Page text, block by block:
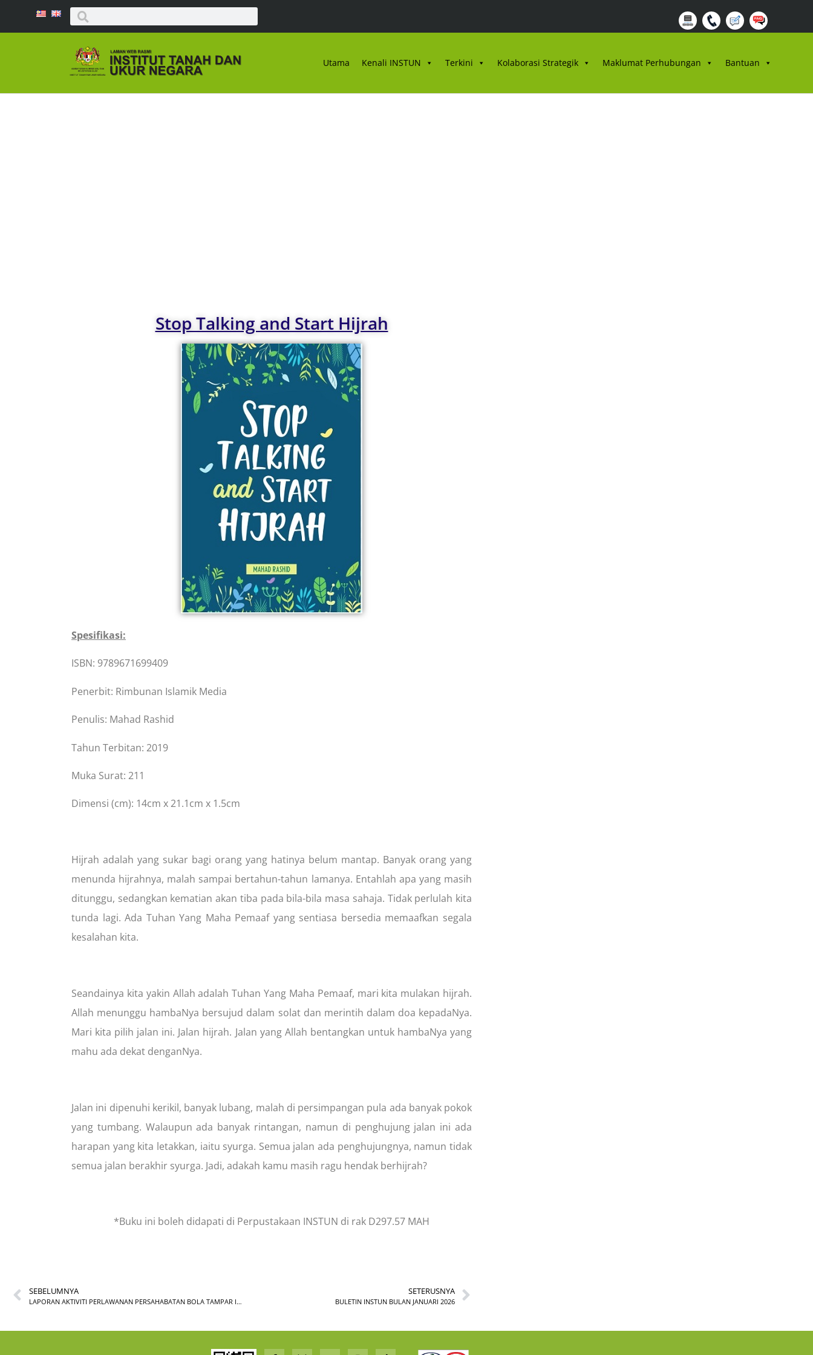
Utama Kenali INSTUN Terkini Kolaborasi Strategik Maklumat Perhubungan Bantuan
Stop Talking and Start Hijrah
Spesifikasi:
ISBN: 9789671699409
Penerbit: Rimbunan Islamik Media
Penulis: Mahad Rashid
Tahun Terbitan: 2019
Muka Surat: 211
Dimensi (cm): 14cm x 21.1cm x 1.5cm
Hijrah adalah yang sukar bagi orang yang hatinya belum mantap. Banyak orang yang
menunda hijrahnya, malah sampai bertahun-tahun lamanya. Entahlah apa yang masih
ditunggu, sedangkan kematian akan tiba pada bila-bila masa sahaja. Tidak perlulah kita
tunda lagi. Ada Tuhan Yang Maha Pemaaf yang sentiasa bersedia memaafkan segala
kesalahan kita.
Seandainya kita yakin Allah adalah Tuhan Yang Maha Pemaaf, mari kita mulakan hijrah.
Allah menunggu hambaNya bersujud dalam solat dan merintih dalam doa kepadaNya.
Mari kita pilih jalan ini. Jalan hijrah. Jalan yang Allah bentangkan untuk hambaNya yang
mahu ada dekat denganNya.
Jalan ini dipenuhi kerikil, banyak lubang, malah di persimpangan pula ada banyak pokok
yang tumbang. Walaupun ada banyak rintangan, namun di penghujung jalan ini ada
harapan yang kita letakkan, iaitu syurga. Semua jalan ada penghujungnya, namun tidak
semua jalan berakhir syurga. Jadi, adakah kamu masih ragu hendak berhijrah?
*Buku ini boleh didapati di Perpustakaan INSTUN di rak D297.57 MAH
SEBELUMNYA
LAPORAN AKTIVITI PERLAWANAN PERSAHABATAN BOLA TAMPAR INSTUN VS ILKKM
SETERUSNYA
BULETIN INSTUN BULAN JANUARI 2026